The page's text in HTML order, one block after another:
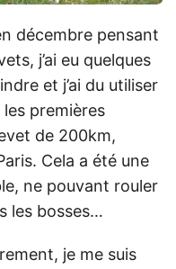
décembre pensant
j’ai eu quelques
et j’ai du utiliser
premières
de 200km,
Cela a été une
ne pouvant rouler
les bosses…
je me suis